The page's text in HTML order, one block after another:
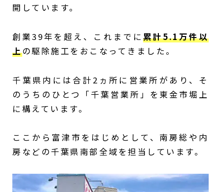
開しています。
創業39年を超え、これまでに 累計5.1万件以
上の駆除施工をおこなってきました。
千葉県内には合計2ヵ所に営業所があり、そ
のうちのひとつ「千葉営業所」を東金市堀上
に構えています。
ここから富津市をはじめとして、南房総や内
房などの千葉県南部全域を担当しています。